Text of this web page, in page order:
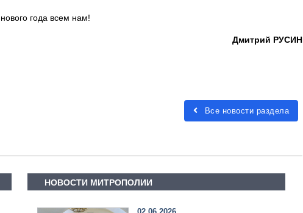
года всем нам!
Дмитрий РУСИН
Все новости раздела
НОВОСТИ МИТРОПОЛИИ